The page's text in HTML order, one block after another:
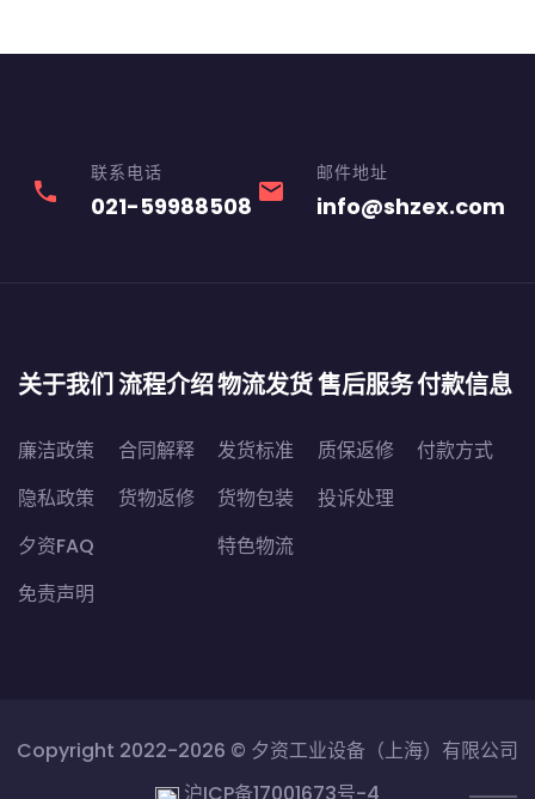
phone
联系电话
021-59988508 email
邮件地址
info@shzex.com
关于我们
廉洁政策
隐私政策
夕资FAQ
免责声明
流程介绍
合同解释
货物返修
物流发货
发货标准
货物包装
特色物流
售后服务
质保返修
投诉处理
付款信息
付款方式
Copyright 2022-2026 © 夕资工业设备（上海）有限公司